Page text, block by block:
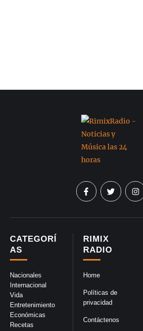
RIMIX
RADIO
Home
Políticas de
privacidad
Contáctenos
CATEGORÍ
AS
Nacionales
Internacional
Vida
Entretenimiento
Económicas
Recetas